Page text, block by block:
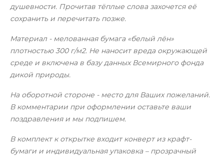
душевности. Прочитав тёплые слова захочется её
сохранить и перечитать позже.
Материал - мелованная бумага «белый лён»
плотностью 300 г/м2. Не наносит вреда окружающей
среде и включена в базу данных Всемирного фонда
дикой природы.
На оборотной стороне - место для Ваших пожеланий.
В комментарии при оформлении оставьте ваши
поздравления и мы подпишем.
В комплект к открытке входит конверт из крафт-
бумаги и индивидуальная упаковка – прозрачный